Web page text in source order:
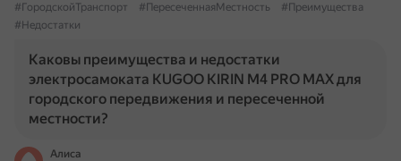
#ГородскойТранспорт
#ПересеченнаяМестность
#Преимущества
#Недостатки
Каковы преимущества и недостатки
электросамоката KUGOO KIRIN M4 PRO MAX для
городского передвижения и пересеченной
местности?
Алиса